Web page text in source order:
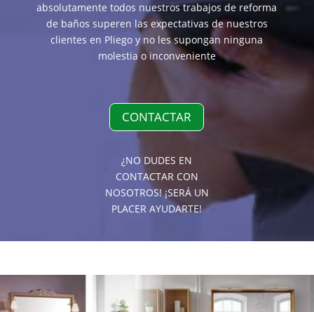
absolutamente todos nuestros trabajos de reforma
de baños superen las expectativas de nuestros
clientes en Pliego y no les supongan ninguna
molestia o inconveniente
CONTACTAR
¿NO DUDES EN
CONTACTAR CON
NOSOTROS! ¡SERÁ UN
PLACER AYUDARTE!